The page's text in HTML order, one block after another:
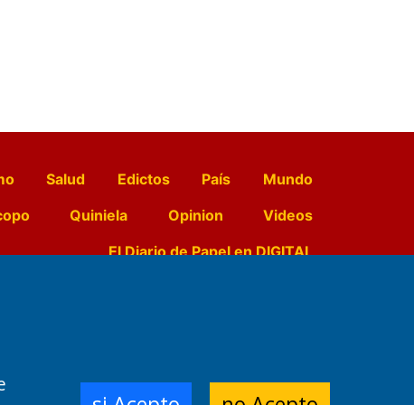
Salud Edictos País
Mundo
Quiniela Opinion
Videos
El Diario de Papel en DIGITAL